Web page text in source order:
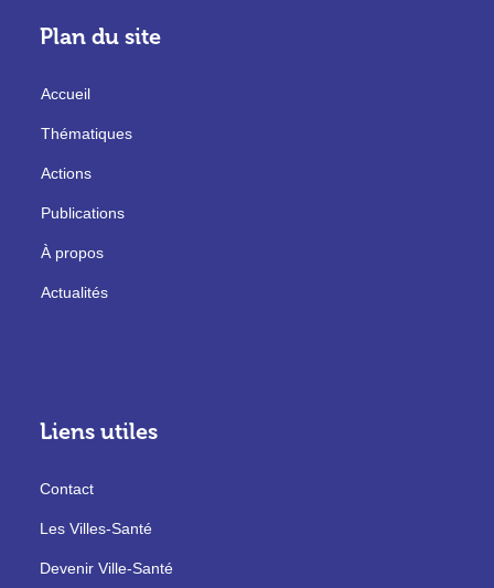
Plan du site
Accueil
Thématiques
Actions
Publications
À propos
Actualités
Liens utiles
Contact
Les Villes-Santé
Devenir Ville-Santé